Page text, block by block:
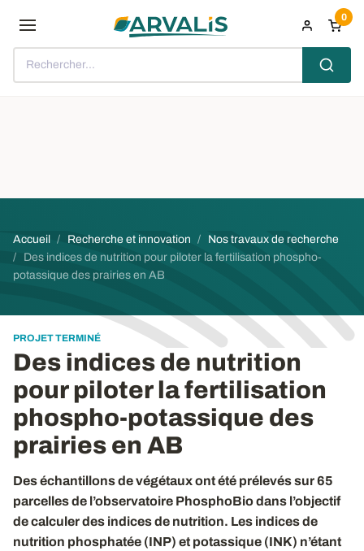
Rechercher...
0
Fil d'Ariane
Accueil Recherche et innovation
Nos travaux de recherche
Des indices de nutrition pour piloter la fertilisation phospho-
potassique des prairies en AB
PROJET TERMINÉ
Des indices de nutrition
pour piloter la fertilisation
phospho-potassique des
prairies en AB
Des échantillons de végétaux ont été prélevés sur 65
parcelles de l’observatoire PhosphoBio dans l’objectif
de calculer des indices de nutrition. Les indices de
nutrition phosphatée (INP) et potassique (INK) n’étant